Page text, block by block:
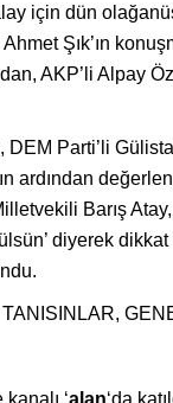
için dün
Şık’ın
AKP’li Alpay
Parti’li
ardından
Barış Atay,
diyerek
TANISINLAR,
‘alan‘da